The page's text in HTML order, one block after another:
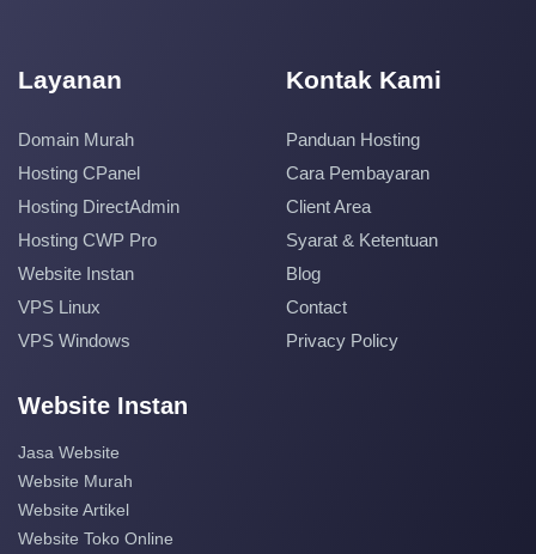
Layanan
Domain Murah
Hosting CPanel
Hosting DirectAdmin
Hosting CWP Pro
Website Instan
VPS Linux
VPS Windows
Kontak Kami
Panduan Hosting
Cara Pembayaran
Client Area
Syarat & Ketentuan
Blog
Contact
Privacy Policy
Website Instan
Jasa Website
Website Murah
Website Artikel
Website Toko Online